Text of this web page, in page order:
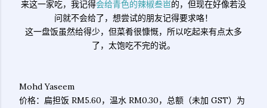
来这一家吃，我记得会给青色的辣椒叁岜的，但现在好像若没
问就不会给了，想尝试的朋友记得要求咯！
这一盘饭虽然给得少，但菜肴很慷慨，所以吃起来有点太多
了，太饱吃不完的说。
Mohd Yaseem
价格：扁担饭 RM5.60，温水 RM0.30，总额（未加 GST）为